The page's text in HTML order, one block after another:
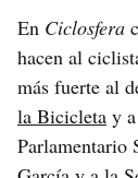
En Ciclosfera
hacen al
más fuerte al
la Bicicleta y
Parlamentario